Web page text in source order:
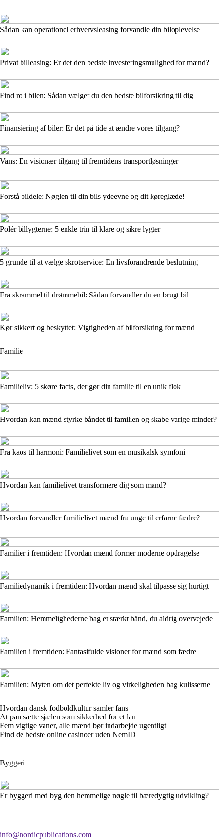
Sådan kan operationel erhvervsleasing forvandle din biloplevelse
Privat billeasing: Er det den bedste investeringsmulighed for mænd?
Find ro i bilen: Sådan vælger du den bedste bilforsikring til dig
Finansiering af biler: Er det på tide at ændre vores tilgang?
Vans: En visionær tilgang til fremtidens transportløsninger
Forstå bildele: Nøglen til din bils ydeevne og dit køreglæde!
Polér billygterne: 5 enkle trin til klare og sikre lygter
5 grunde til at vælge skrotservice: En livsforandrende beslutning
Fra skrammel til drømmebil: Sådan forvandler du en brugt bil
Kør sikkert og beskyttet: Vigtigheden af bilforsikring for mænd
Familie
Familieliv: 5 skøre facts, der gør din familie til en unik flok
Hvordan kan mænd styrke båndet til familien og skabe varige minder?
Fra kaos til harmoni: Familielivet som en musikalsk symfoni
Hvordan kan familielivet transformere dig som mand?
Hvordan forvandler familielivet mænd fra unge til erfarne fædre?
Familier i fremtiden: Hvordan mænd former moderne opdragelse
Familiedynamik i fremtiden: Hvordan mænd skal tilpasse sig hurtigt
Familien: Hemmelighederne bag et stærkt bånd, du aldrig overvejede
Familien i fremtiden: Fantasifulde visioner for mænd som fædre
Familien: Myten om det perfekte liv og virkeligheden bag kulisserne
Hvordan dansk fodboldkultur samler fans
At pantsætte sjælen som sikkerhed for et lån
Fem vigtige vaner, alle mænd bør indarbejde ugentligt
Find de bedste online casinoer uden NemID
Byggeri
Er byggeri med byg den hemmelige nøgle til bæredygtig udvikling?
info@nordicpublications.com